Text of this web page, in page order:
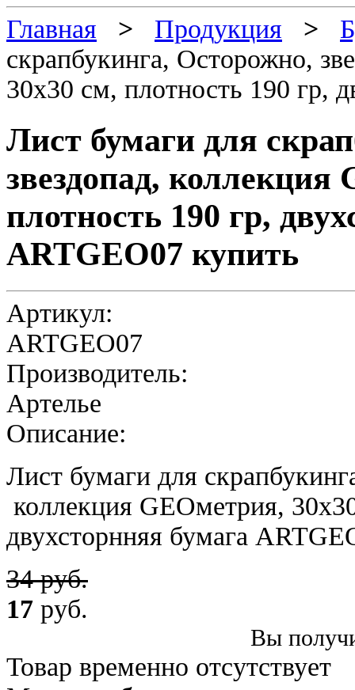
Главная > Продукция >
скрапбукинга, Осторожно,
30х30 см, плотность 190 гр,
Лист бумаги для
звездопад, коллекция
плотность 190 гр,
ARTGEO07 купить
Артикул:
ARTGEO07
Производитель:
Артелье
Описание:
Лист бумаги для
коллекция GEOметрия,
двухсторнняя бумага
34 руб.
17 руб.
Вы
Товар временно отсутствует